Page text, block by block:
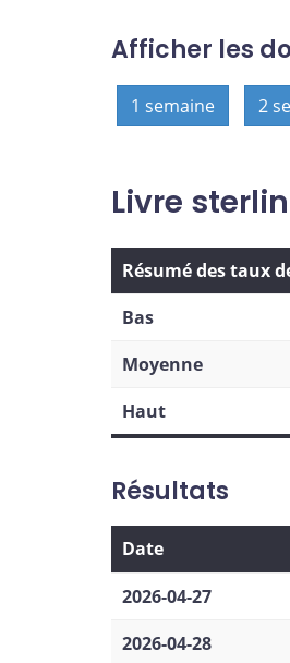
Afficher les
1 semaine 2
Livre
Résumé des taux
Bas
Moyenne
Haut
Résultats
Date
2026-04-27
2026-04-28